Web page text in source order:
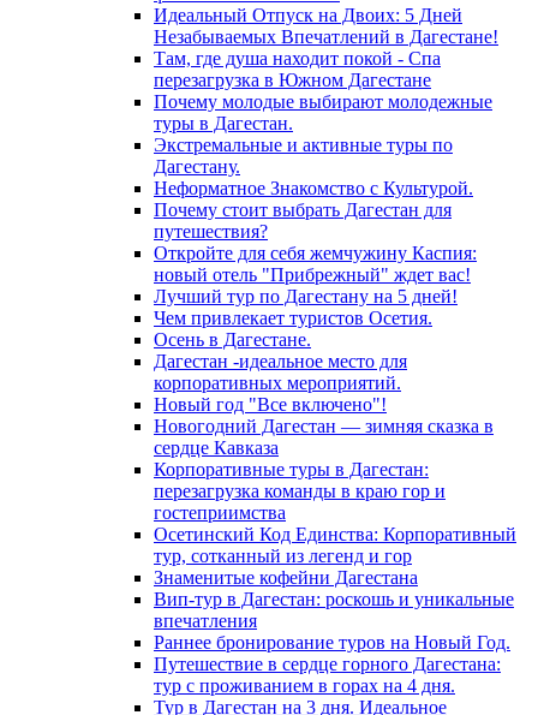
Идеальный Отпуск на Двоих: 5 Дней
Незабываемых Впечатлений в Дагестане!
Там, где душа находит покой - Спа
перезагрузка в Южном Дагестане
Почему молодые выбирают молодежные
туры в Дагестан.
Экстремальные и активные туры по
Дагестану.
Неформатное Знакомство с Культурой.
Почему стоит выбрать Дагестан для
путешествия?
Откройте для себя жемчужину Каспия:
новый отель "Прибрежный" ждет вас!
Лучший тур по Дагестану на 5 дней!
Чем привлекает туристов Осетия.
Осень в Дагестане.
Дагестан -идеальное место для
корпоративных мероприятий.
Новый год "Все включено"!
Новогодний Дагестан — зимняя сказка в
сердце Кавказа
Корпоративные туры в Дагестан:
перезагрузка команды в краю гор и
гостеприимства
Осетинский Код Единства: Корпоративный
тур, сотканный из легенд и гор
Знаменитые кофейни Дагестана
Вип-тур в Дагестан: роскошь и уникальные
впечатления
Раннее бронирование туров на Новый Год.
Путешествие в сердце горного Дагестана:
тур с проживанием в горах на 4 дня.
Тур в Дагестан на 3 дня. Идеальное